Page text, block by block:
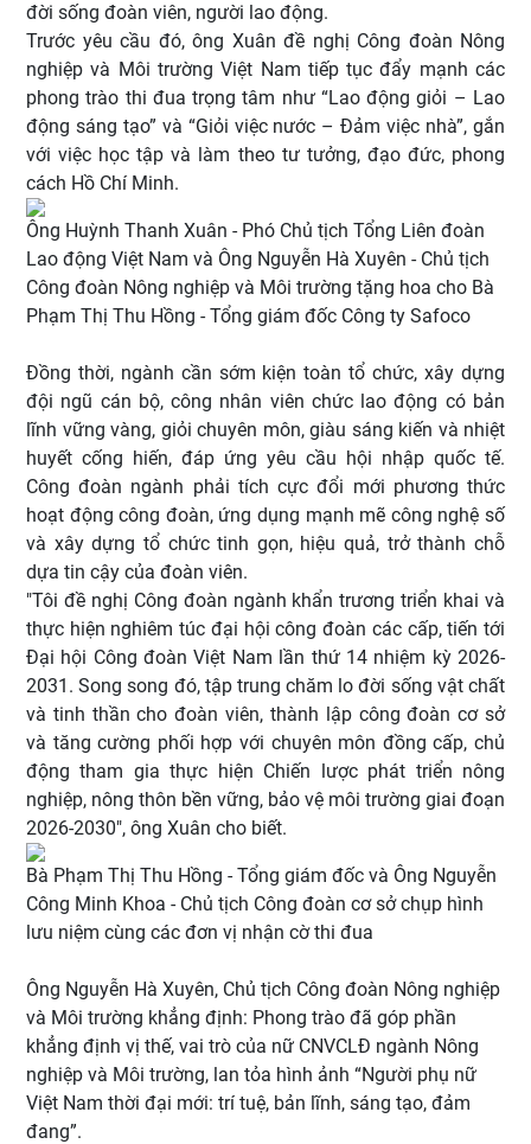
đời sống đoàn viên, người lao động.
Trước yêu cầu đó, ông Xuân đề nghị Công đoàn Nông
nghiệp và Môi trường Việt Nam tiếp tục đẩy mạnh các
phong trào thi đua trọng tâm như “Lao động giỏi – Lao
động sáng tạo” và “Giỏi việc nước – Đảm việc nhà”, gắn
với việc học tập và làm theo tư tưởng, đạo đức, phong
cách Hồ Chí Minh.
Ông Huỳnh Thanh Xuân - Phó Chủ tịch Tổng Liên đoàn
Lao động Việt Nam và Ông Nguyễn Hà Xuyên - Chủ tịch
Công đoàn Nông nghiệp và Môi trường tặng hoa cho Bà
Phạm Thị Thu Hồng - Tổng giám đốc Công ty Safoco
Đồng thời, ngành cần sớm kiện toàn tổ chức, xây dựng
đội ngũ cán bộ, công nhân viên chức lao động có bản
lĩnh vững vàng, giỏi chuyên môn, giàu sáng kiến và nhiệt
huyết cống hiến, đáp ứng yêu cầu hội nhập quốc tế.
Công đoàn ngành phải tích cực đổi mới phương thức
hoạt động công đoàn, ứng dụng mạnh mẽ công nghệ số
và xây dựng tổ chức tinh gọn, hiệu quả, trở thành chỗ
dựa tin cậy của đoàn viên.
"Tôi đề nghị Công đoàn ngành khẩn trương triển khai và
thực hiện nghiêm túc đại hội công đoàn các cấp, tiến tới
Đại hội Công đoàn Việt Nam lần thứ 14 nhiệm kỳ 2026-
2031. Song song đó, tập trung chăm lo đời sống vật chất
và tinh thần cho đoàn viên, thành lập công đoàn cơ sở
và tăng cường phối hợp với chuyên môn đồng cấp, chủ
động tham gia thực hiện Chiến lược phát triển nông
nghiệp, nông thôn bền vững, bảo vệ môi trường giai đoạn
2026-2030", ông Xuân cho biết.
Bà Phạm Thị Thu Hồng - Tổng giám đốc và Ông Nguyễn
Công Minh Khoa - Chủ tịch Công đoàn cơ sở chụp hình
lưu niệm cùng các đơn vị nhận cờ thi đua
Ông Nguyễn Hà Xuyên, Chủ tịch Công đoàn Nông nghiệp
và Môi trường khẳng định: Phong trào đã góp phần
khẳng định vị thế, vai trò của nữ CNVCLĐ ngành Nông
nghiệp và Môi trường, lan tỏa hình ảnh “Người phụ nữ
Việt Nam thời đại mới: trí tuệ, bản lĩnh, sáng tạo, đảm
đang”.